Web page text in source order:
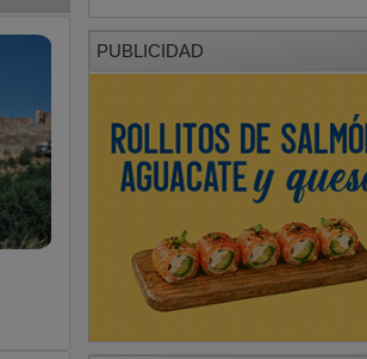
PUBLICIDAD